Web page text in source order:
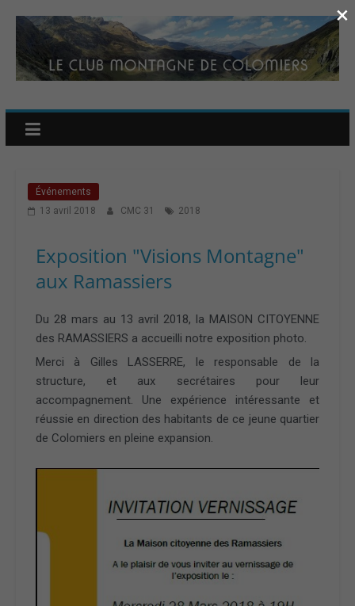
Événements
13 avril 2018
CMC 31 2018
Exposition "Visions Montagne"
aux Ramassiers
Du 28 mars au 13 avril 2018, la MAISON CITOYENNE
des RAMASSIERS a accueilli notre exposition photo.
Merci à Gilles LASSERRE, le responsable de la
structure, et aux secrétaires pour leur
accompagnement. Une expérience intéressante et
réussie en direction des habitants de ce jeune quartier
de Colomiers en pleine expansion.
×